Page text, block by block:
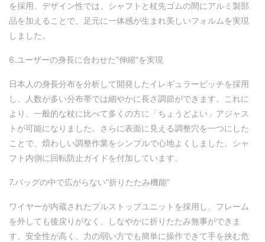
を採用。デザイン性では、シャフトと杖先ゴムの間にアルミ製部
品を加えることで、足元に一体感が生まれ美しいフォルムを実現
しました。
6.ユーザーの身長に合わせた”伸縮”を実現
日本人の身長分布を分析して開発したイレギュラーピッチを採用
し、人数が多い分布帯では細やかに長さ調節ができます。これに
より、一般的な杖に比べて多くの方に「ちょうどよい」アジャス
トが可能になりました。さらに表面に見える調整穴を一つにした
ことで、煩わしい調整作業をシンプルで心地よくしました。シャ
フト内側に回転防止ガイドを付加しています。
7.バッグの中で広がらない”折りたたみ機能”
ワイヤーが内蔵されたプルストップユニットを採用し、フレーム
を外しても後戻りがなく、しなやかに折りたたみ無事ができま
す。安全性が高く、力の弱い方でも簡単に操作できて手を挟む危